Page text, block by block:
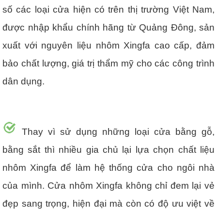
số các loại cửa hiện có trên thị trường Việt Nam,
được nhập khẩu chính hãng từ Quảng Đông, sản
xuất với nguyên liệu nhôm Xingfa cao cấp, đảm
bảo chất lượng, giá trị thẩm mỹ cho các công trình
dân dụng.
Thay vì sử dụng những loại cửa bằng gỗ,
bằng sắt thì nhiều gia chủ lại lựa chọn chất liệu
nhôm Xingfa để làm hệ thống cửa cho ngôi nhà
của mình. Cửa nhôm Xingfa không chỉ đem lại vẻ
đẹp sang trọng, hiện đại mà còn có độ ưu việt về